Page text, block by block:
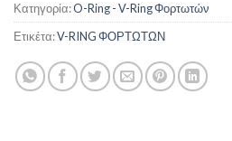
Κατηγορία:O-Ring - V-Ring Φορτωτών
Ετικέτα:V-RING ΦΟΡΤΩΤΩΝ